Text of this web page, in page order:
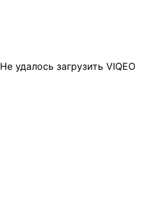
Не удалось загрузить VIQEO